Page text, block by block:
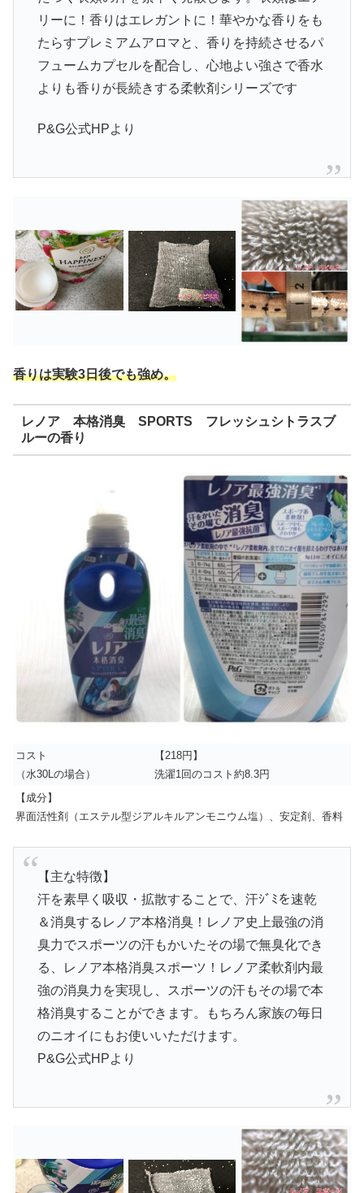
リーに！香りはエレガントに！華やかな香りをも
たらすプレミアムアロマと、香りを持続させるパ
フュームカプセルを配合し、心地よい強さで香水
よりも香りが長続きする柔軟剤シリーズです
P&G公式HPより
香りは実験3日後でも強め。
レノア 本格消臭 SPORTS フレッシュシトラスブ
ルーの香り
コスト
（水30Lの場合）
【218円】
洗濯1回のコスト約8.3円
【成分】
界面活性剤（エステル型ジアルキルアンモニウム塩）、安定剤、香料
【主な特徴】
汗を素早く吸収・拡散することで、汗ｼﾞﾐを速乾
＆消臭するレノア本格消臭！レノア史上最強の消
臭力でスポーツの汗もかいたその場で無臭化でき
る、レノア本格消臭スポーツ！レノア柔軟剤内最
強の消臭力を実現し、スポーツの汗もその場で本
格消臭することができます。もちろん家族の毎日
のニオイにもお使いいただけます。
P&G公式HPより